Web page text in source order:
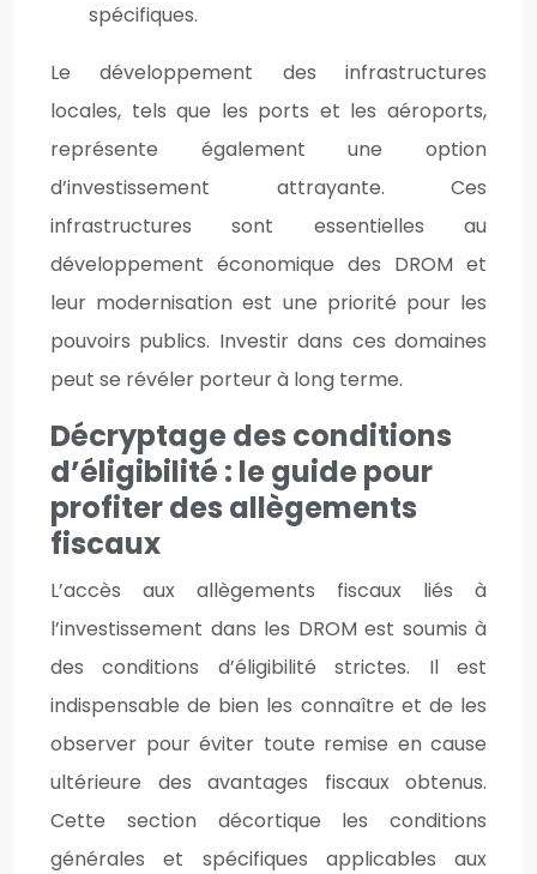
spécifiques.
Le développement des infrastructures
locales, tels que les ports et les aéroports,
représente également une option
d’investissement attrayante. Ces
infrastructures sont essentielles au
développement économique des DROM et
leur modernisation est une priorité pour les
pouvoirs publics. Investir dans ces domaines
peut se révéler porteur à long terme.
Décryptage des conditions
d’éligibilité : le guide pour
profiter des allègements
fiscaux
L’accès aux allègements fiscaux liés à
l’investissement dans les DROM est soumis à
des conditions d’éligibilité strictes. Il est
indispensable de bien les connaître et de les
observer pour éviter toute remise en cause
ultérieure des avantages fiscaux obtenus.
Cette section décortique les conditions
générales et spécifiques applicables aux